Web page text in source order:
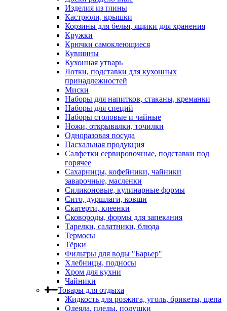
Изделия из глины
Кастрюли, крышки
Корзины для белья, ящики для хранения
Кружки
Крючки самоклеющиеся
Кувшины
Кухонная утварь
Лотки, подставки для кухонных
принадлежностей
Миски
Наборы для напитков, стаканы, креманки
Наборы для специй
Наборы столовые и чайные
Ножи, открывалки, точилки
Одноразовая посуда
Пасхальная продукция
Салфетки сервировочные, подставки под
горячее
Сахарницы, кофейники, чайники
заварочные, масленки
Силиконовые, кулинарные формы
Сито, дуршлаги, ковши
Скатерти, клеенки
Сковороды, формы для запекания
Тарелки, салатники, блюда
Термосы
Тёрки
Фильтры для воды "Барьер"
Хлебницы, подносы
Хром для кухни
Чайники
Товары для отдыха
Жидкость для розжига, уголь, брикеты, щепа
Одеяла, пледы, подушки